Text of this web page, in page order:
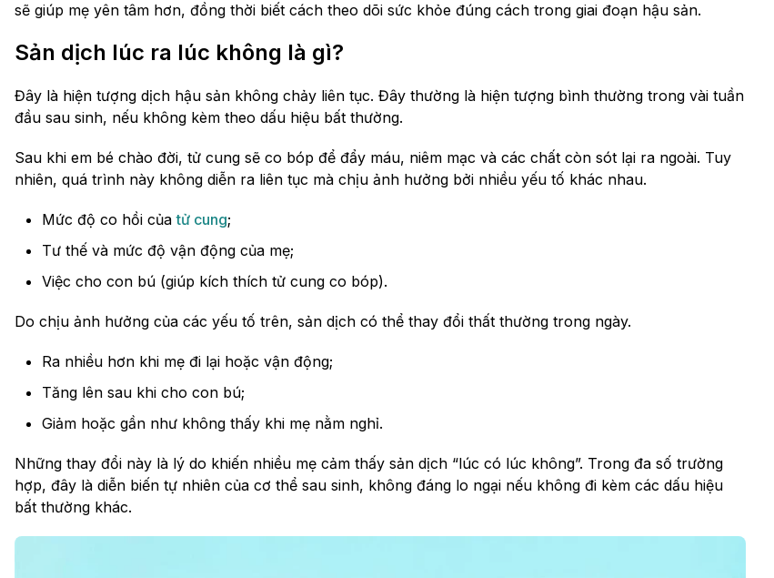
sẽ giúp mẹ yên tâm hơn, đồng thời biết cách theo dõi sức khỏe đúng cách trong giai đoạn hậu sản.
Sản dịch lúc ra lúc không là gì?
Đây là hiện tượng dịch hậu sản không chảy liên tục. Đây thường là hiện tượng bình thường trong vài tuần
đầu sau sinh, nếu không kèm theo dấu hiệu bất thường.
Sau khi em bé chào đời, tử cung sẽ co bóp để đẩy máu, niêm mạc và các chất còn sót lại ra ngoài. Tuy
nhiên, quá trình này không diễn ra liên tục mà chịu ảnh hưởng bởi nhiều yếu tố khác nhau.
Mức độ co hồi củatử cung;
Tư thế và mức độ vận động của mẹ;
Việc cho con bú (giúp kích thích tử cung co bóp).
Do chịu ảnh hưởng của các yếu tố trên, sản dịch có thể thay đổi thất thường trong ngày.
Ra nhiều hơn khi mẹ đi lại hoặc vận động;
Tăng lên sau khi cho con bú;
Giảm hoặc gần như không thấy khi mẹ nằm nghỉ.
Những thay đổi này là lý do khiến nhiều mẹ cảm thấy sản dịch “lúc có lúc không”. Trong đa số trường
hợp, đây là diễn biến tự nhiên của cơ thể sau sinh, không đáng lo ngại nếu không đi kèm các dấu hiệu
bất thường khác.